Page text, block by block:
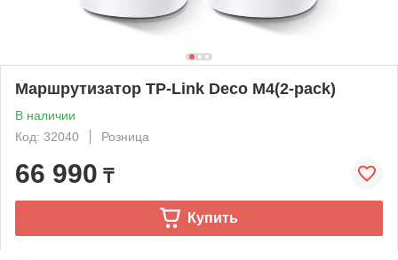
Маршрутизатор TP-Link Deco M4(2-pack)
В наличии
Код: 32040
Розница
66 990 ₸
Купить